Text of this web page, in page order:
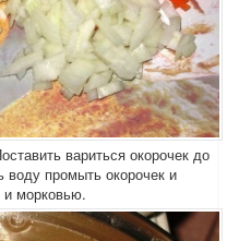
вариться окорочек до
воду промыть окорочек и
морковью.